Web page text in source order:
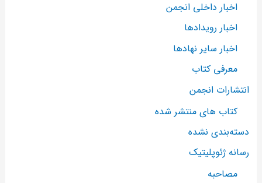
اخبار داخلی انجمن
اخبار رویدادها
اخبار سایر نهادها
معرفی کتاب
انتشارات انجمن
کتاب های منتشر شده
دسته‌بندی نشده
رسانه ژئوپلیتیک
مصاحبه